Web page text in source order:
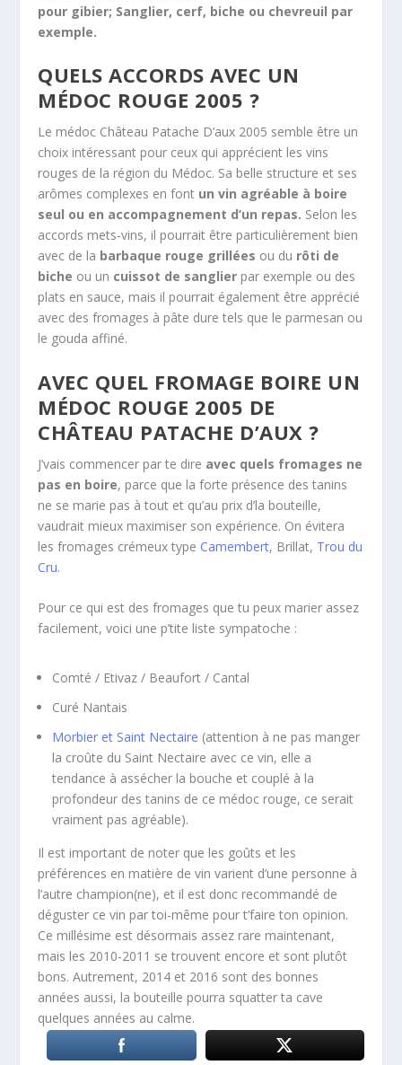
pour gibier; Sanglier, cerf, biche ou chevreuil par
exemple.
QUELS ACCORDS AVEC UN
MÉDOC ROUGE 2005 ?
Le médoc Château Patache D’aux 2005 semble être un
choix intéressant pour ceux qui apprécient les vins
rouges de la région du Médoc. Sa belle structure et ses
arômes complexes en font un vin agréable à boire
seul ou en accompagnement d’un repas. Selon les
accords mets-vins, il pourrait être particulièrement bien
avec de la barbaque rouge grillées ou du rôti de
biche ou un cuissot de sanglier par exemple ou des
plats en sauce, mais il pourrait également être apprécié
avec des fromages à pâte dure tels que le parmesan ou
le gouda affiné.
AVEC QUEL FROMAGE BOIRE UN
MÉDOC ROUGE 2005 DE
CHÂTEAU PATACHE D’AUX ?
J’vais commencer par te dire avec quels fromages ne
pas en boire, parce que la forte présence des tanins
ne se marie pas à tout et qu’au prix d’la bouteille,
vaudrait mieux maximiser son expérience. On évitera
les fromages crémeux type Camembert, Brillat, Trou du
Cru.
Pour ce qui est des fromages que tu peux marier assez
facilement, voici une p’tite liste sympatoche :
Comté / Etivaz / Beaufort / Cantal
Curé Nantais
Morbier et Saint Nectaire (attention à ne pas manger
la croûte du Saint Nectaire avec ce vin, elle a
tendance à assécher la bouche et couplé à la
profondeur des tanins de ce médoc rouge, ce serait
vraiment pas agréable).
Il est important de noter que les goûts et les
préférences en matière de vin varient d’une personne à
l’autre champion(ne), et il est donc recommandé de
déguster ce vin par toi-même pour t’faire ton opinion.
Ce millésime est désormais assez rare maintenant,
mais les 2010-2011 se trouvent encore et sont plutôt
bons. Autrement, 2014 et 2016 sont des bonnes
années aussi, la bouteille pourra squatter ta cave
quelques années au calme.